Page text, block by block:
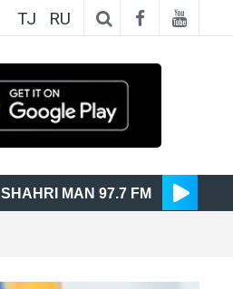
TJ RU
SHAHRI MAN 97.7 FM